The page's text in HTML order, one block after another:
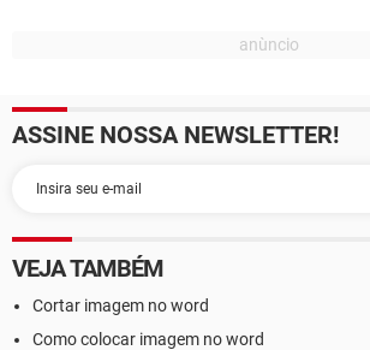
ASSINE NOSSA NEWSLETTER!
VEJA TAMBÉM
Cortar imagem no word
Como colocar imagem no word